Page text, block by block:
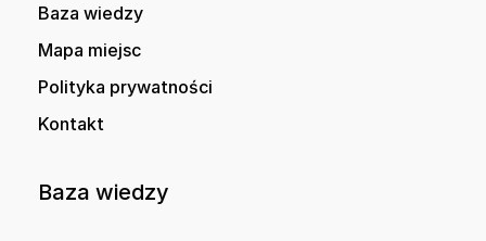
Baza wiedzy
Mapa miejsc
Polityka prywatności
Kontakt
Baza wiedzy